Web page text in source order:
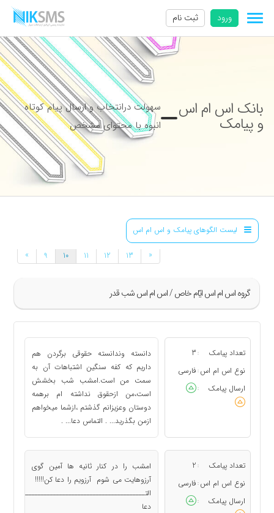
ورود ثبت نام
بانک اس ام اس
و پیامک
سهولت درانتخاب و ارسال پیام کوتاه
انبوه با محتوای مشخص
لیست الگوهای پیامک و اس ام اس
گروه اس ام اس ايّام خاص / اس ام اس شب قدر
» 9 10 11 12 13 «
تعداد پیامک :
3
نوع اس ام اس : فارسی
ارسال پیامک
:
دانسته وندانسته حقوقی برگردن هم
داریم که کفه سنگین اشتباهات آن به
سمت من است.امشب شب بخشش
است،من ازحقوق نداشته ام برهمه
دوستان وعزیزانم گذشتم ،ازشما میخواهم
ازمن بگذرید... . التماس دعا... .
تعداد پیامک :
2
نوع اس ام اس : فارسی
ارسال پیامک
:
امشب را در کنار ثانیه ها آمین گوی
آرزوهایت می شوم آرزویم را دعا کن!!!!!
دعا